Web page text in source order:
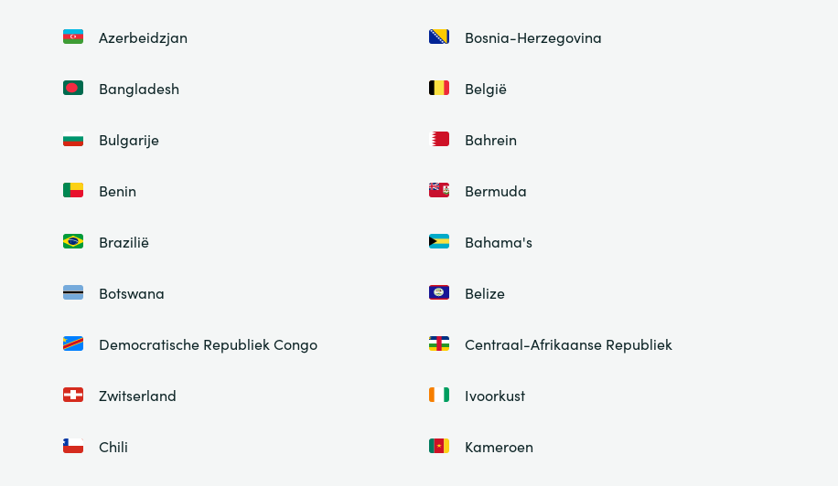
Azerbeidzjan Bosnia-Herzegovina
Bangladesh België
Bulgarije Bahrein
Benin Bermuda
Brazilië Bahama's
Botswana Belize
Democratische Republiek Congo Centraal-Afrikaanse Republiek
Zwitserland Ivoorkust
Chili Kameroen